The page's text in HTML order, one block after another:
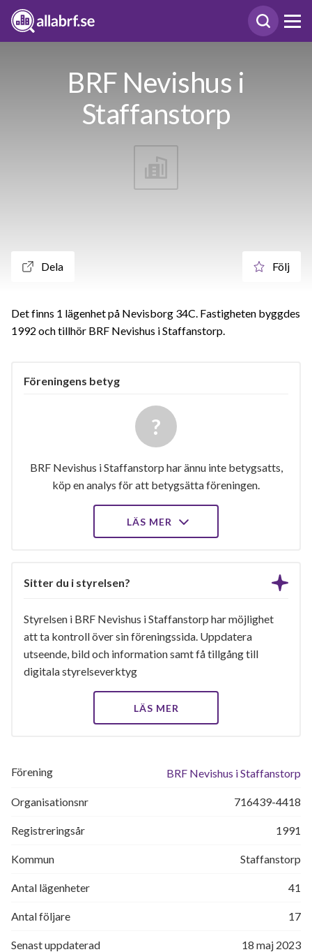
BRF Nevishus i
Staffanstorp
Dela Följ
Det finns 1 lägenhet på Nevisborg 34C. Fastigheten byggdes
1992 och tillhör BRF Nevishus i Staffanstorp.
Föreningens betyg
BRF Nevishus i Staffanstorp har ännu inte betygsatts,
köp en analys för att betygsätta föreningen.
LÄS MER
Sitter du i styrelsen?
Styrelsen i BRF Nevishus i Staffanstorp har möjlighet
att ta kontroll över sin föreningssida. Uppdatera
utseende, bild och information samt få tillgång till
digitala styrelseverktyg
LÄS MER
Förening BRF Nevishus i Staffanstorp
Organisationsnr 716439-4418
Registreringsår 1991
Kommun Staffanstorp
Antal lägenheter 41
Antal följare 17
Senast uppdaterad 18 maj 2023